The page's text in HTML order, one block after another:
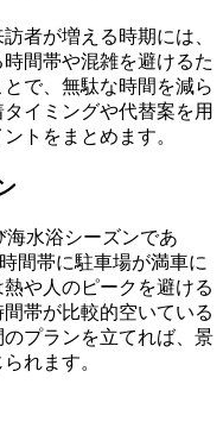
者が増える時期には、
間帯や混雑を避けるた
で、無駄な時間を減ら
イミングや代替案を用
トをまとめます。
水浴シーズンであ
間帯に駐車場が満車に
や人のピークを避ける
帯が比較的空いている
プランを立てれば、景
れます。